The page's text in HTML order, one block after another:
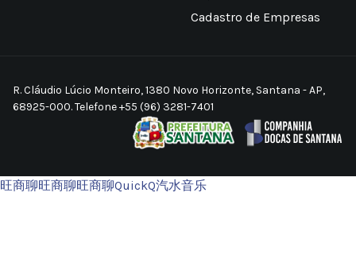
Cadastro de Empresas
R. Cláudio Lúcio Monteiro, 1380 Novo Horizonte, Santana - AP,
68925-000. Telefone +55 (96) 3281-7401
旺商聊旺商聊旺商聊QuickQ汽水音乐